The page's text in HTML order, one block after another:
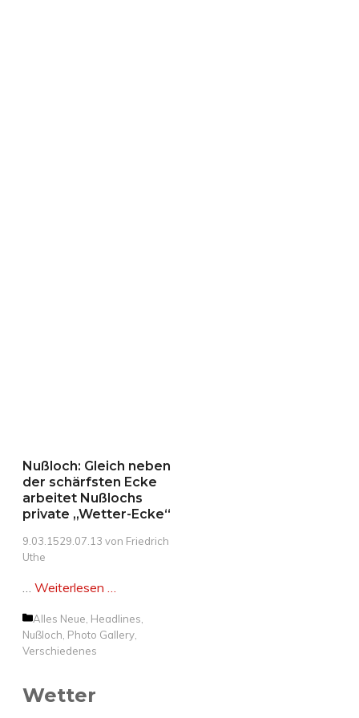
Nußloch: Gleich neben
der schärfsten Ecke
arbeitet Nußlochs
private „Wetter-Ecke“
9.03.1529.07.13 von Friedrich
Uthe
Weiterlesen …
Kategorien
Alles Neue Headlines
Nußloch Photo Gallery
Verschiedenes
Wetter